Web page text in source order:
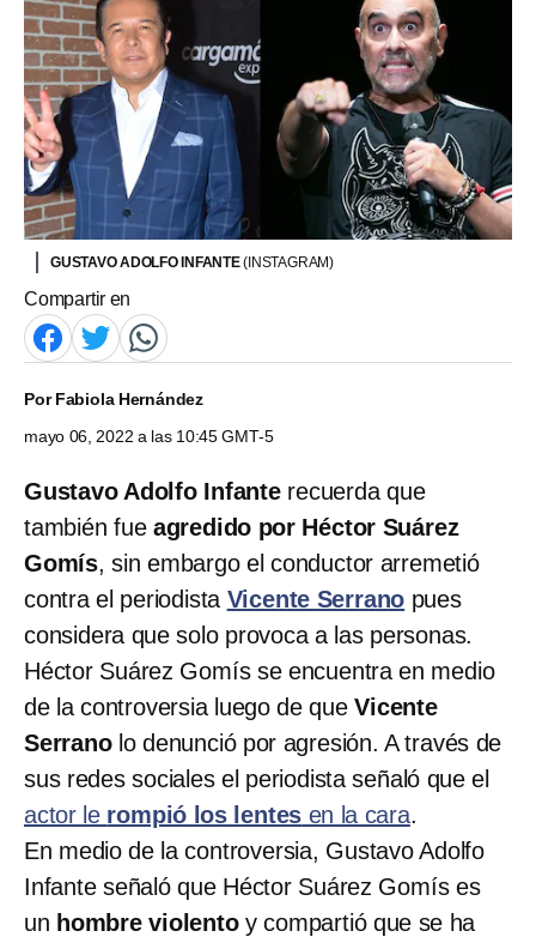
GUSTAVO ADOLFO INFANTE(INSTAGRAM)
Compartir en
PorFabiola Hernández
mayo 06, 2022 a las 10:45 GMT-5
Gustavo Adolfo Infanterecuerda que
también fue agredido por Héctor Suárez
Gomís, sin embargo el conductor arremetió
contra el periodista Vicente Serrano pues
considera que solo provoca a las personas.
Héctor Suárez Gomís se encuentra en medio
de la controversia luego de queVicente
Serranolo denunció por agresión. A través de
sus redes sociales el periodista señaló que el
actor le rompió los lentes en la cara.
En medio de la controversia, Gustavo Adolfo
Infante señaló que Héctor Suárez Gomís es
un hombre violentoy compartió que se ha